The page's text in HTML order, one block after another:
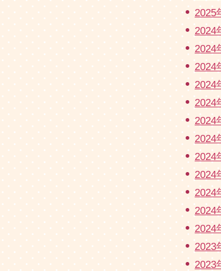
2025
2024
2024
2024
2024
2024
2024
2024
2024
2024
2024
2024
2024
2023
2023